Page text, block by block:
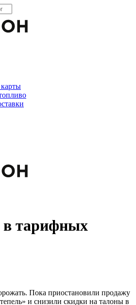
в тарифных
Пока приостановили продажу
и снизили скидки на талоны в